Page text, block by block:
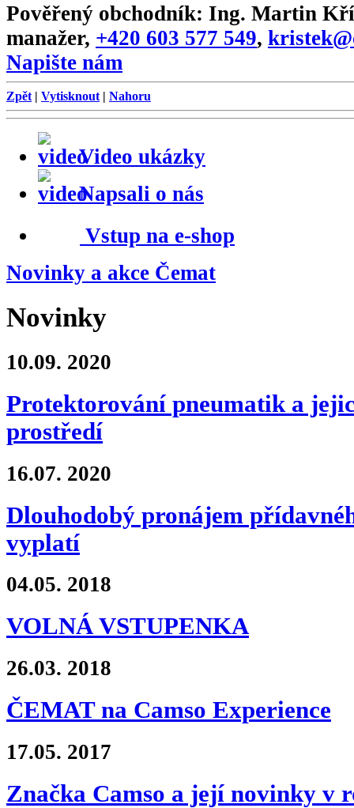
Pověřený obchodník: Ing. Martin
manažer, +420 603 577 549,
Napište nám
Zpět | Vytisknout | Nahoru
Video ukázky
Napsali o nás
Vstup na e-shop
Novinky a akce Čemat
Novinky
10.09. 2020
Protektorování pneumatik a
prostředí
16.07. 2020
Dlouhodobý pronájem
vyplatí
04.05. 2018
VOLNÁ VSTUPENKA
26.03. 2018
ČEMAT na Camso Experience
17.05. 2017
Značka Camso a její novinky v